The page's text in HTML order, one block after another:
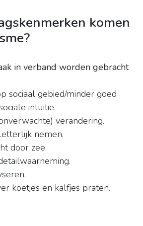
komen
in verband worden gebracht
sociaal gebied/minder goed
intuïtie.
verandering.
nemen.
door zee.
koetjes en kalfjes praten.